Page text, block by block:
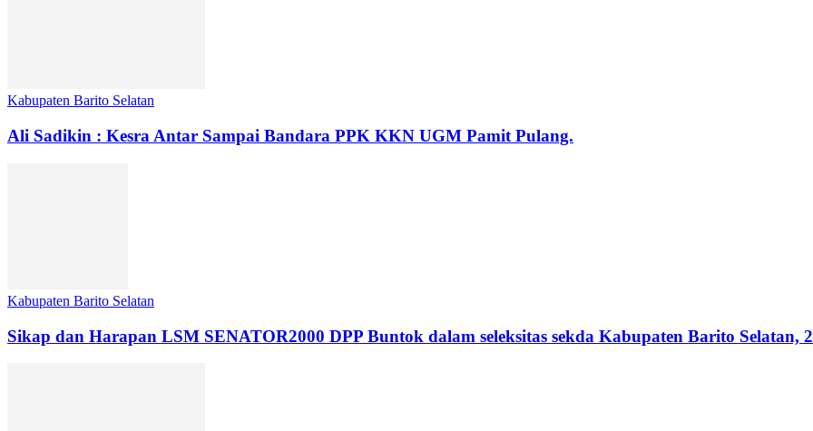
Kabupaten Barito Selatan
Ali Sadikin : Kesra Antar Sampai Bandara PPK KKN UGM Pamit Pulang.
Kabupaten Barito Selatan
Sikap dan Harapan LSM SENATOR2000 DPP Buntok dalam seleksitas sekda Kabupaten Barito Selatan,